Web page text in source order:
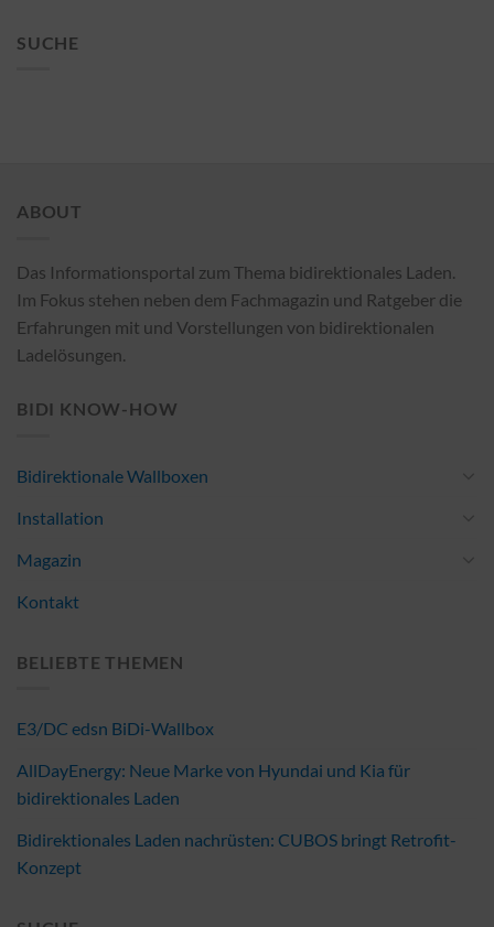
SUCHE
ABOUT
Das Informationsportal zum Thema bidirektionales Laden.
Im Fokus stehen neben dem Fachmagazin und Ratgeber die
Erfahrungen mit und Vorstellungen von bidirektionalen
Ladelösungen.
BIDI KNOW-HOW
Bidirektionale Wallboxen
Installation
Magazin
Kontakt
BELIEBTE THEMEN
E3/DC edsn BiDi-Wallbox
AllDayEnergy: Neue Marke von Hyundai und Kia für
bidirektionales Laden
Bidirektionales Laden nachrüsten: CUBOS bringt Retrofit-
Konzept